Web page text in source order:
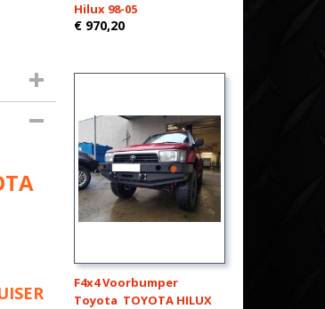
Hilux 98-05
€ 970,20
F4x4 Voorbumper
Toyota TOYOTA HILUX